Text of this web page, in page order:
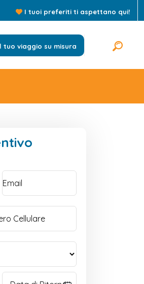
I tuoi preferiti ti aspettano qui!
tuo viaggio su misura